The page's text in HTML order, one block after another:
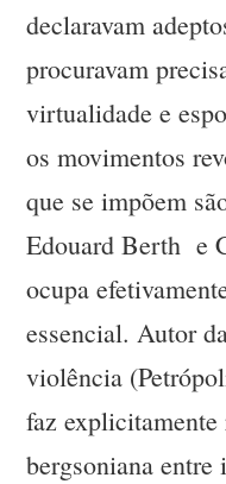
declaravam
procuravam
virtualidade e
os movimentos
que se impõem
Edouard Berth e
ocupa
essencial. Autor
violência
faz explicitamente
bergsoniana